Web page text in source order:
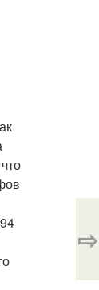
⇨